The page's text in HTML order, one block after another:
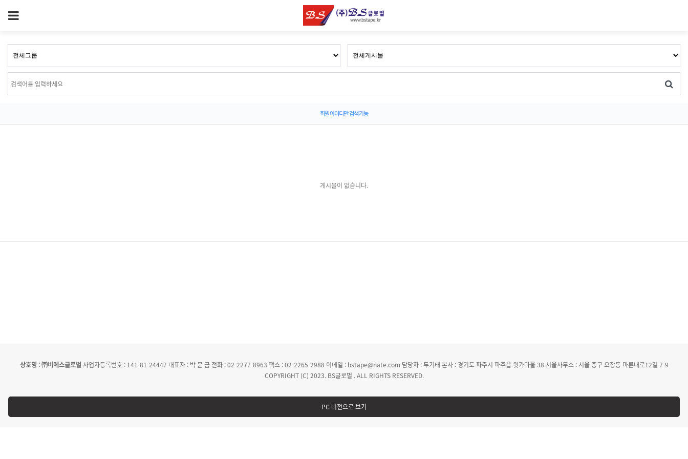
회원 아이디만 검색 가능
게시물이 없습니다.
상호명 : ㈜비에스글로벌 사업자등록번호 : 141-81-24447 대표자 : 박 문 금 전화 : 02-2277-8963 팩스 : 02-2265-2988 이메일 : bstape@nate.com 담당자 : 두기태 본사 : 경기도 파주시 파주읍 윗가마울 38 서울사무소 : 서울 중구 오장동 마른내로12길 7-9
COPYRIGHT (C) 2023. BS글로벌 . ALL RIGHTS RESERVED.
PC 버전으로 보기